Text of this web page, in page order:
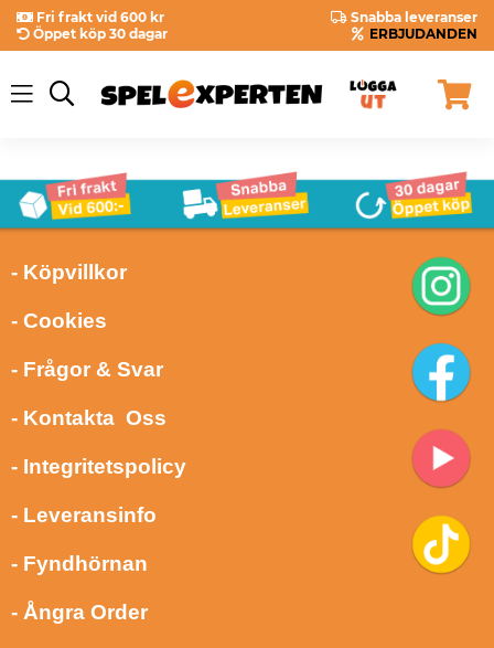
Fri frakt vid 600 kr
Snabba leveranser
Öppet köp 30 dagar
ERBJUDANDEN
- Köpvillkor
- Cookies
- Frågor & Svar
- Kontakta Oss
- Integritetspolicy
- Leveransinfo
- Fyndhörnan
- Ångra Order